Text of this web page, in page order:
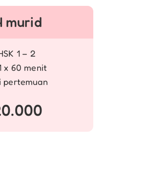
murid
1 – 2
x 60 menit
pertemuan